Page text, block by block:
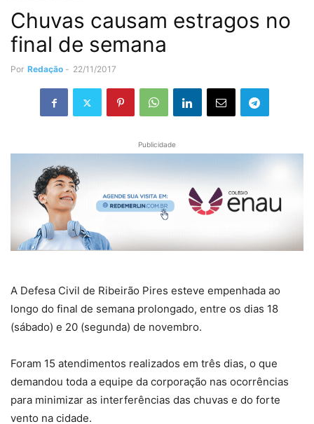
Chuvas causam estragos no
final de semana
Por Redação - 22/11/2017
Publicidade
A Defesa Civil de Ribeirão Pires esteve empenhada ao
longo do final de semana prolongado, entre os dias 18
(sábado) e 20 (segunda) de novembro.
Foram 15 atendimentos realizados em três dias, o que
demandou toda a equipe da corporação nas ocorrências
para minimizar as interferências das chuvas e do forte
vento na cidade.